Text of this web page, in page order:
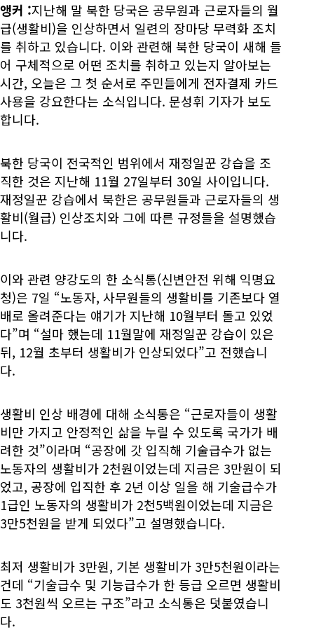
앵커 :지난해 말 북한 당국은 공무원과 근로자들의 월
급(생활비)을 인상하면서 일련의 장마당 무력화 조치
를 취하고 있습니다. 이와 관련해 북한 당국이 새해 들
어 구체적으로 어떤 조치를 취하고 있는지 알아보는
시간, 오늘은 그 첫 순서로 주민들에게 전자결제 카드
사용을 강요한다는 소식입니다. 문성휘 기자가 보도
합니다.
북한 당국이 전국적인 범위에서 재정일꾼 강습을 조
직한 것은 지난해 11월 27일부터 30일 사이입니다.
재정일꾼 강습에서 북한은 공무원들과 근로자들의 생
활비(월급) 인상조치와 그에 따른 규정들을 설명했습
니다.
이와 관련 양강도의 한 소식통(신변안전 위해 익명요
청)은 7일 “노동자, 사무원들의 생활비를 기존보다 열
배로 올려준다는 얘기가 지난해 10월부터 돌고 있었
다”며 “설마 했는데 11월말에 재정일꾼 강습이 있은
뒤, 12월 초부터 생활비가 인상되었다”고 전했습니
다.
생활비 인상 배경에 대해 소식통은 “근로자들이 생활
비만 가지고 안정적인 삶을 누릴 수 있도록 국가가 배
려한 것”이라며 “공장에 갓 입직해 기술급수가 없는
노동자의 생활비가 2천원이었는데 지금은 3만원이 되
었고, 공장에 입직한 후 2년 이상 일을 해 기술급수가
1급인 노동자의 생활비가 2천5백원이었는데 지금은
3만5천원을 받게 되었다”고 설명했습니다.
최저 생활비가 3만원, 기본 생활비가 3만5천원이라는
건데 “기술급수 및 기능급수가 한 등급 오르면 생활비
도 3천원씩 오르는 구조”라고 소식통은 덧붙였습니
다.